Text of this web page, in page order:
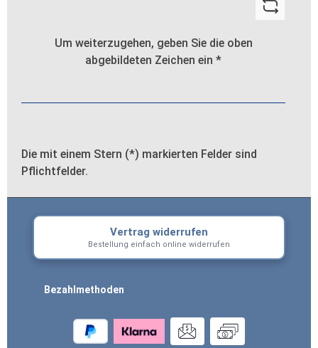
Um weiterzugehen, geben Sie die oben
abgebildeten Zeichen ein *
Die mit einem Stern (*) markierten Felder sind
Pflichtfelder.
Vertrag widerrufen
Bestellung einfach online widerrufen
Bezahlmethoden